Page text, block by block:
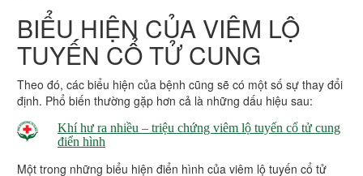
BIỂU HIỆN CỦA VIÊM LỘ
TUYẾN CỔ TỬ CUNG
Theo đó, các biểu hiện của bệnh cũng sẽ có một số sự thay đổi
định. Phổ biến thường gặp hơn cả là những dấu hiệu sau:
Khí hư ra nhiều – triệu chứng viêm lộ tuyến cổ tử cung
điển hình
Một trong những biểu hiện điển hình của viêm lộ tuyến cổ tử